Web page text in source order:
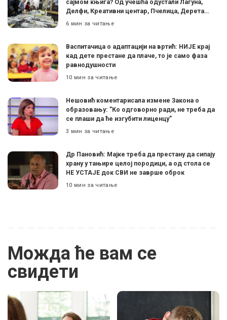
сајмом књига? Од учешћа одустали Лагуна,
Делфи, Креативни центар, Пчелица, Дерета…
6 мин за читање
Васпитачица о адаптацији на вртић: НИЈЕ крај
кад дете престане да плаче, то је само фаза
равнодушности
10 мин за читање
Нешовић коментарисала измене Закона о
образовању: ”Ко одговорно ради, не треба да
се плаши да ће изгубити лиценцу”
3 мин за читање
Др Пановић: Мајке треба да престану да сипају
храну у тањире целој породици, а од стола се
НЕ УСТАЈЕ док СВИ не заврше оброк
10 мин за читање
Можда ће вам се
свидети